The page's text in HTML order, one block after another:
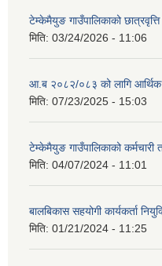
टेम्केमैयुङ गाउँपालिकाको
मिति: 03/24/2026 - 11:06
आ.ब २०८२/०८३ को लागि
मिति: 07/23/2025 - 15:03
टेम्केमैयुङ गाउँपालिकाको कर्मचारी
मिति: 04/07/2024 - 11:01
बालबिकास सहयोगी कार्यकर्ता
मिति: 01/21/2024 - 11:25